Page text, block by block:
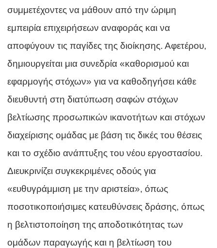
συμμετέχοντες να μάθουν από την ώριμη
εμπειρία επιχειρήσεων αναφοράς και να
αποφύγουν τις παγίδες της διοίκησης. Αφετέρου,
δημιουργείται μια συνεδρία «καθορισμού και
εφαρμογής στόχων» για να καθοδηγήσει κάθε
διευθυντή στη διατύπωση σαφών στόχων
βελτίωσης προσωπικών ικανοτήτων και στόχων
διαχείρισης ομάδας με βάση τις δικές του θέσεις
και το σχέδιο ανάπτυξης του νέου εργοστασίου.
Διευκρινίζει συγκεκριμένες οδούς για
«ευθυγράμμιση με την αριστεία», όπως
ποσοτικοποιήσιμες κατευθύνσεις δράσης, όπως
η βελτιστοποίηση της αποδοτικότητας των
ομάδων παραγωγής και η βελτίωση του